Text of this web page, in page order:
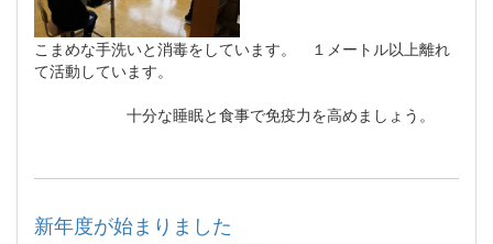
こまめな手洗いと消毒をしています。 １メートル以上離れ
て活動しています。
十分な睡眠と食事で免疫力を高めましょう。
新年度が始まりました